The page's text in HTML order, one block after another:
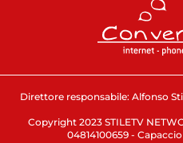
Direttore responsabile: Alfonso
Copyright 2023 STILETV
04814100659 -